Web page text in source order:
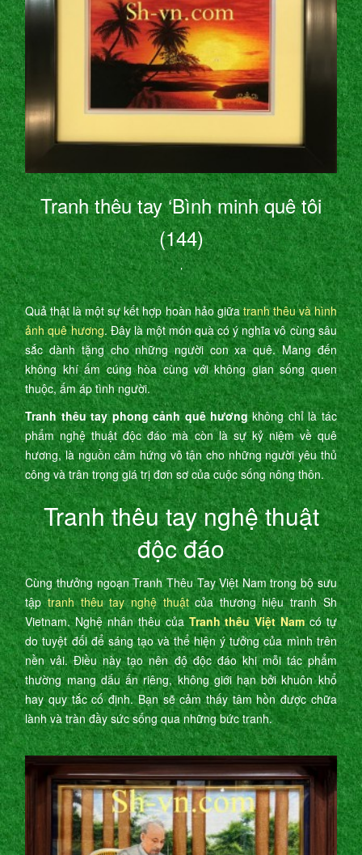
Tranh thêu tay ‘Bình minh quê tôi
(144)
’
Quả thật là một sự kết hợp hoàn hảo giữatranh thêu và hình
ảnh quê hương. Đây là một món quà có ý nghĩa vô cùng sâu
sắc dành tặng cho những người con xa quê. Mang đến
không khí ấm cúng hòa cùng với không gian sống quen
thuộc, ấm áp tình người.
Tranh thêu tay phong cảnh quê hươngkhông chỉ là tác
phẩm nghệ thuật độc đáo mà còn là sự kỷ niệm về quê
hương, là nguồn cảm hứng vô tận cho những người yêu thủ
công và trân trọng giá trị đơn sơ của cuộc sống nông thôn.
Tranh thêu tay nghệ thuật
độc đáo
Cùng thưởng ngoạn Tranh Thêu Tay Việt Nam trong bộ sưu
tậptranh thêu tay nghệ thuậtcủa thương hiệu tranh Sh
Vietnam. Nghệ nhân thêu của Tranh thêu Việt Namcó tự
do tuyệt đối để sáng tạo và thể hiện ý tưởng của mình trên
nền vải. Điều này tạo nên độ độc đáo khi mỗi tác phẩm
thường mang dấu ấn riêng, không giới hạn bởi khuôn khổ
hay quy tắc cố định. Bạn sẽ cảm thấy tâm hồn được chữa
lành và tràn đầy sức sống qua những bức tranh.